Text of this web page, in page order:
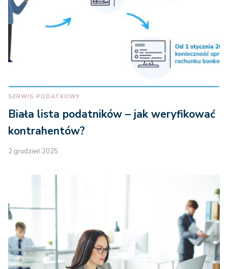
SERWIS PODATKOWY
Biała lista podatników – jak weryfikować
kontrahentów?
2 grudzień 2025